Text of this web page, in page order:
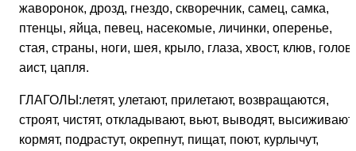
жаворонок, дрозд, гнездо, скворечник, самец, самка,
птенцы, яйца, певец, насекомые, личинки, оперенье,
стая, страны, ноги, шея, крыло, глаза, хвост, клюв,
аист, цапля.
ГЛАГОЛЫ:летят, улетают, прилетают, возвращаются,
строят, чистят, откладывают, вьют, выводят, высиживают,
кормят, подрастут, окрепнут, пищат, поют, курлычут,